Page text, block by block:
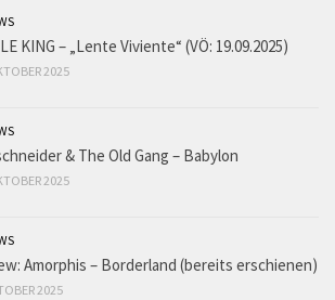
KING – „Lente Viviente“ (VÖ: 19.09.2025)
2025
& The Old Gang – Babylon
2025
Amorphis – Borderland (bereits erschienen)
2025